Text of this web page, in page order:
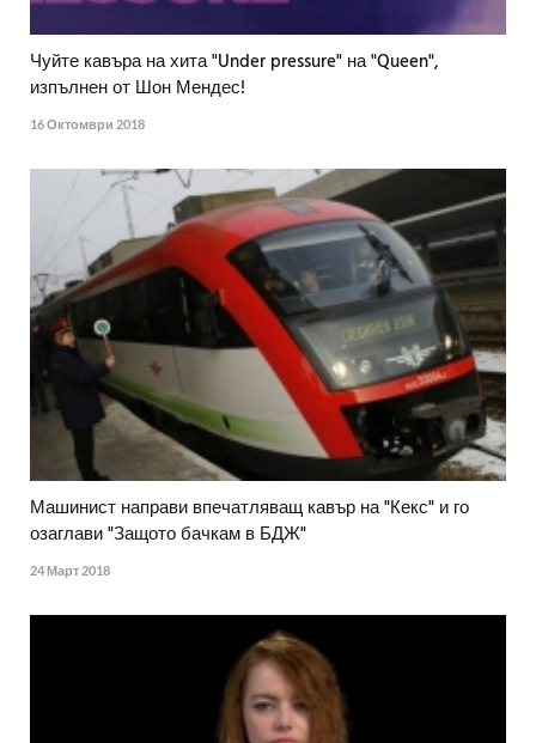
Чуйте кавъра на хита "Under pressure" на "Queen",
изпълнен от Шон Мендес!
16 Октомври 2018
Машинист направи впечатляващ кавър на "Кекс" и го
озаглави "Защото бачкам в БДЖ"
24 Март 2018